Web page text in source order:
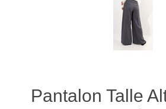
Pantalon Talle